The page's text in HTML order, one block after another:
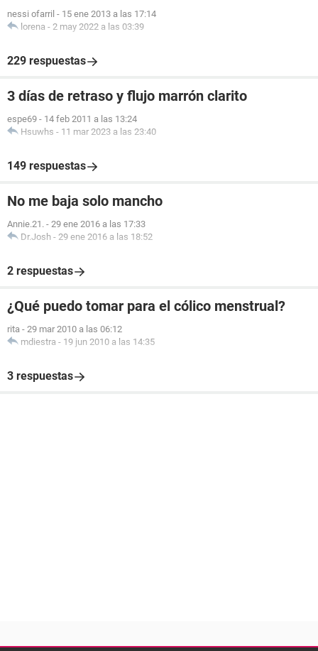
nessi ofarril - 15 ene 2013 a las 17:14
lorena - 2 may 2022 a las 03:39
229 respuestas
3 días de retraso y flujo marrón clarito
espe69 - 14 feb 2011 a las 13:24
Hsuwhs - 11 mar 2023 a las 23:40
149 respuestas
No me baja solo mancho
Annie.21. - 29 ene 2016 a las 17:33
Dr.Josh - 29 ene 2016 a las 18:52
2 respuestas
¿Qué puedo tomar para el cólico menstrual?
rita - 29 mar 2010 a las 06:12
mdiestra - 19 jun 2010 a las 14:35
3 respuestas